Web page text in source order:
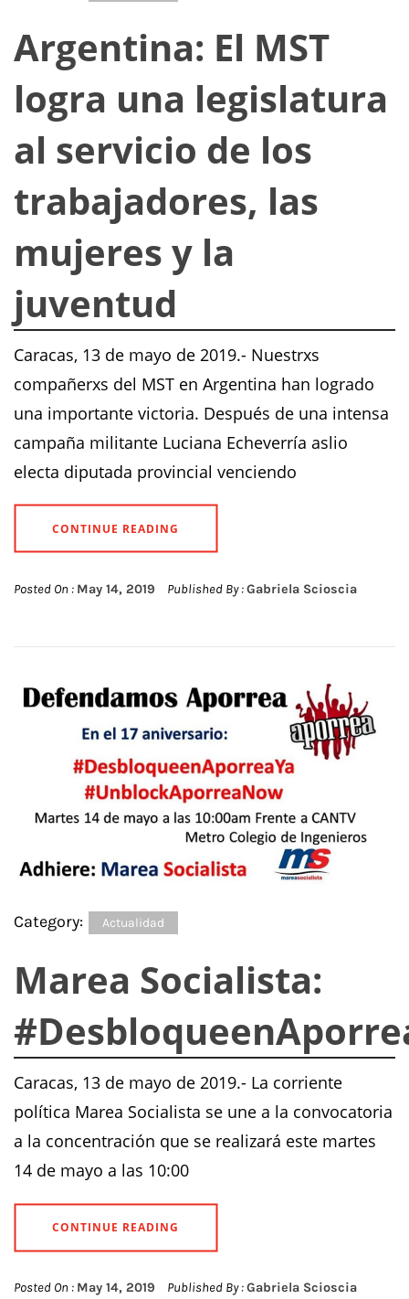
Argentina: El MST
logra una legislatura
al servicio de los
trabajadores, las
mujeres y la
juventud
Caracas, 13 de mayo de 2019.- Nuestrxs
compañerxs del MST en Argentina han logrado
una importante victoria. Después de una intensa
campaña militante Luciana Echeverría aslio
electa diputada provincial venciendo
CONTINUE READING
Posted On : May 14, 2019 Published By :Gabriela Scioscia
Category: Actualidad
Marea Socialista:
Caracas, 13 de mayo de 2019.- La corriente
política Marea Socialista se une a la convocatoria
a la concentración que se realizará este martes
14 de mayo a las 10:00
CONTINUE READING
Posted On : May 14, 2019 Published By :Gabriela Scioscia